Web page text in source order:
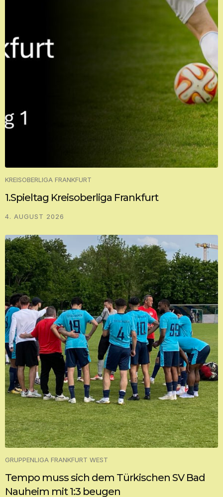
KREISOBERLIGA FRANKFURT
1.Spieltag Kreisoberliga Frankfurt
4. AUGUST 2026
GRUPPENLIGA FRANKFURT WEST
Tempo muss sich dem Türkischen SV Bad
Nauheim mit 1:3 beugen